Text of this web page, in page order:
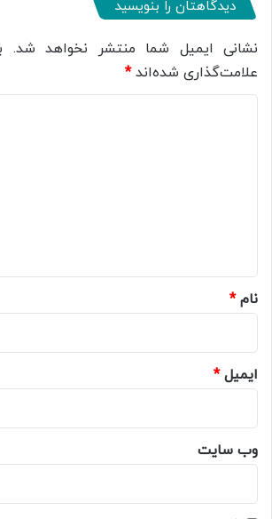
دیدگاهتان را بنویسید
نشانی ایمیل شما منتشر نخواهد شد.
علامت‌گذاری شده‌اند*
نام*
ایمیل*
وب‌ سایت